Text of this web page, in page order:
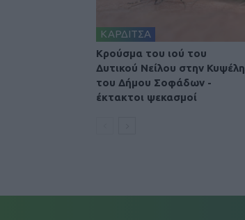
ΚΑΡΔΙΤΣΑ
Κρούσμα του ιού του
Δυτικού Νείλου στην Κυψέλη
του Δήμου Σοφάδων -
έκτακτοι ψεκασμοί